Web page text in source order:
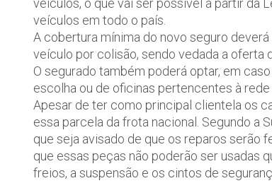
veículos, o que vai ser possível a partir da
veículos em todo o país.
A cobertura mínima do novo seguro
veículo por colisão, sendo vedada a oferta
O segurado também poderá optar, em
escolha ou de oficinas pertencentes à
Apesar de ter como principal clientela os
essa parcela da frota nacional. Segundo a
que seja avisado de que os reparos serão
que essas peças não poderão ser usadas
freios, a suspensão e os cintos de